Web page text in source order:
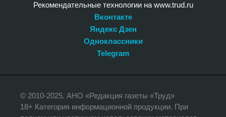
Рекомендательные технологии на www.trud.ru
Вконтакте
Яндекс Дзен
Одноклассники
Telegram
© 2010-2025. АНО «Редакция газеты «Труд»
18+ Категория информационной продукции. При